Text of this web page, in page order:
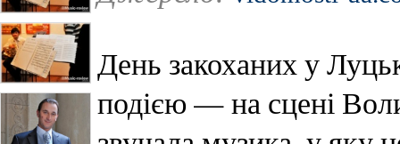
День закоханих у
подією — на сцені